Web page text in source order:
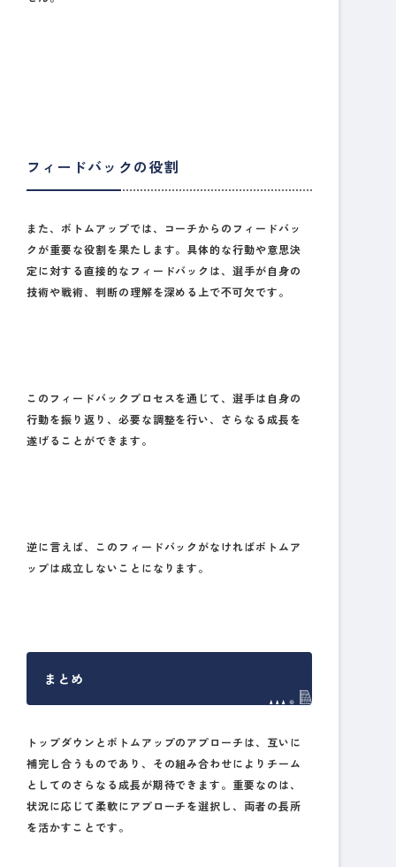
フィードバックの役割
また、ボトムアップでは、コーチからのフィードバッ
クが重要な役割を果たします。具体的な行動や意思決
定に対する直接的なフィードバックは、選手が自身の
技術や戦術、判断の理解を深める上で不可欠です。
このフィードバックプロセスを通じて、選手は自身の
行動を振り返り、必要な調整を行い、さらなる成長を
遂げることができます。
逆に言えば、このフィードバックがなければボトムア
ップは成立しないことになります。
まとめ
トップダウンとボトムアップのアプローチは、互いに
補完し合うものであり、その組み合わせによりチーム
としてのさらなる成長が期待できます。重要なのは、
状況に応じて柔軟にアプローチを選択し、両者の長所
を活かすことです。